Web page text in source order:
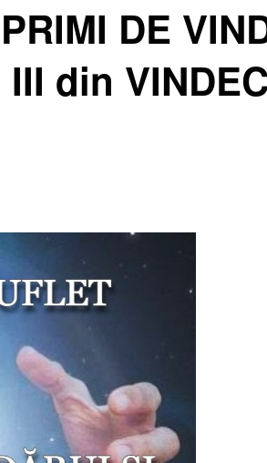
DE
din